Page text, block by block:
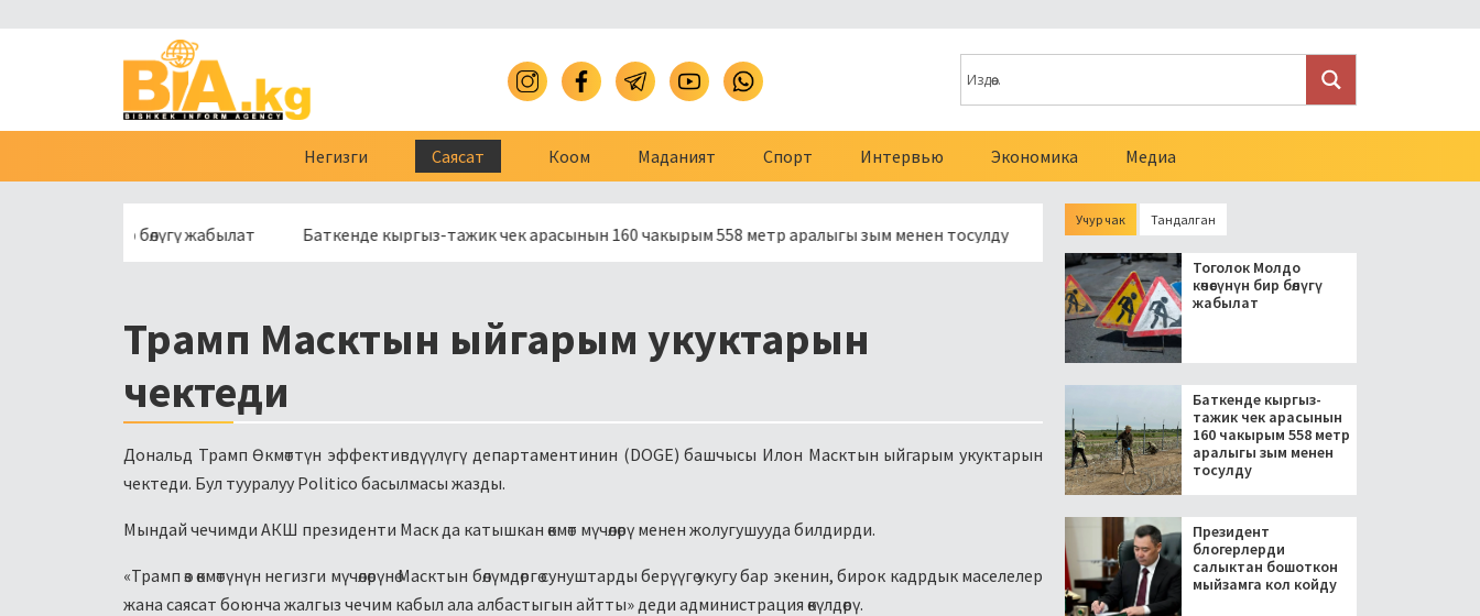
Негизги Саясат Коом Маданият Спорт Интервью Экономика Медиа
бир бөлүгү жабылат Баткенде кыргыз-тажик чек арасынын 160 чакырым 558 метр аралыгы зым менен тосулду Президент блогерлерди салыктан бошоткон мыйзамга кол
Трамп Масктын ыйгарым укуктарын
чектеди
Дональд Трамп Өкмөттүн эффективдүүлүгү департаментинин (DOGE) башчысы Илон Масктын ыйгарым укуктарын
чектеди. Бул тууралуу Politico басылмасы жазды.
Мындай чечимди АКШ президенти Маск да катышкан өкмөт мүчөлөрү менен жолугушууда билдирди.
«Трамп өз өкмөтүнүн негизги мүчөлөрүнө Масктын бөлүмдөргө сунуштарды берүүгө укугу бар экенин, бирок кадрдык маселелер
жана саясат боюнча жалгыз чечим кабыл ала албастыгын айтты» деди администрация өкүлдөрү.
Учур чак Тандалган
Тоголок Молдо
көчөсүнүн бир бөлүгү
жабылат
Баткенде кыргыз-
тажик чек арасынын
160 чакырым 558 метр
аралыгы зым менен
тосулду
Президент
блогерлерди
салыктан бошоткон
мыйзамга кол койду